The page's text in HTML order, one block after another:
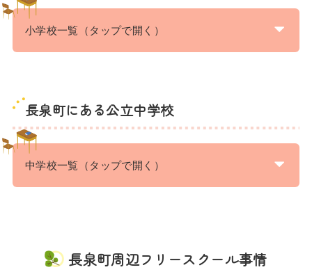
小学校一覧（タップで開く）
長泉町にある公立中学校
中学校一覧（タップで開く）
長泉町周辺フリースクール事情